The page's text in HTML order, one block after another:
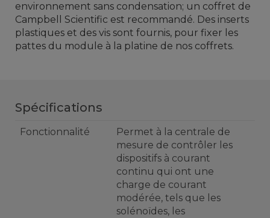
environnement sans condensation; un coffret de
Campbell Scientific est recommandé. Des inserts
plastiques et des vis sont fournis, pour fixer les
pattes du module à la platine de nos coffrets.
Spécifications
Fonctionnalité
Permet à la centrale de
mesure de contrôler les
dispositifs à courant
continu qui ont une
charge de courant
modérée, tels que les
solénoïdes, les